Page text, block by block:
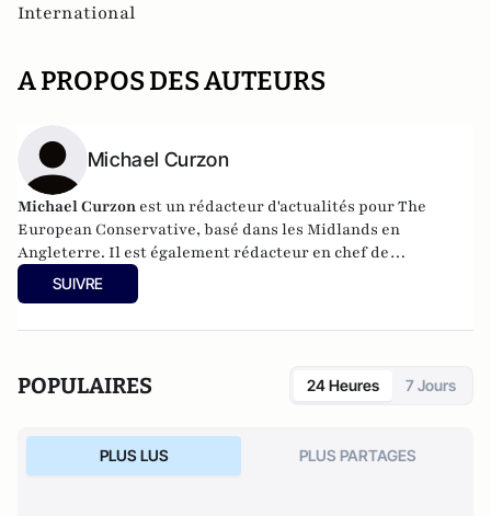
International
A PROPOS DES AUTEURS
Michael Curzon
Michael Curzon est un rédacteur d'actualités pour The
European Conservative, basé dans les Midlands en
Angleterre. Il est également rédacteur en chef de
Bournbrook Magazine, qu'il a fondé en 2019, et a
précédemment écrit pour l'Express Online de Londres. Son
SUIVRE
POPULAIRES 24 Heures 7 Jours
PLUS LUS PLUS PARTAGES